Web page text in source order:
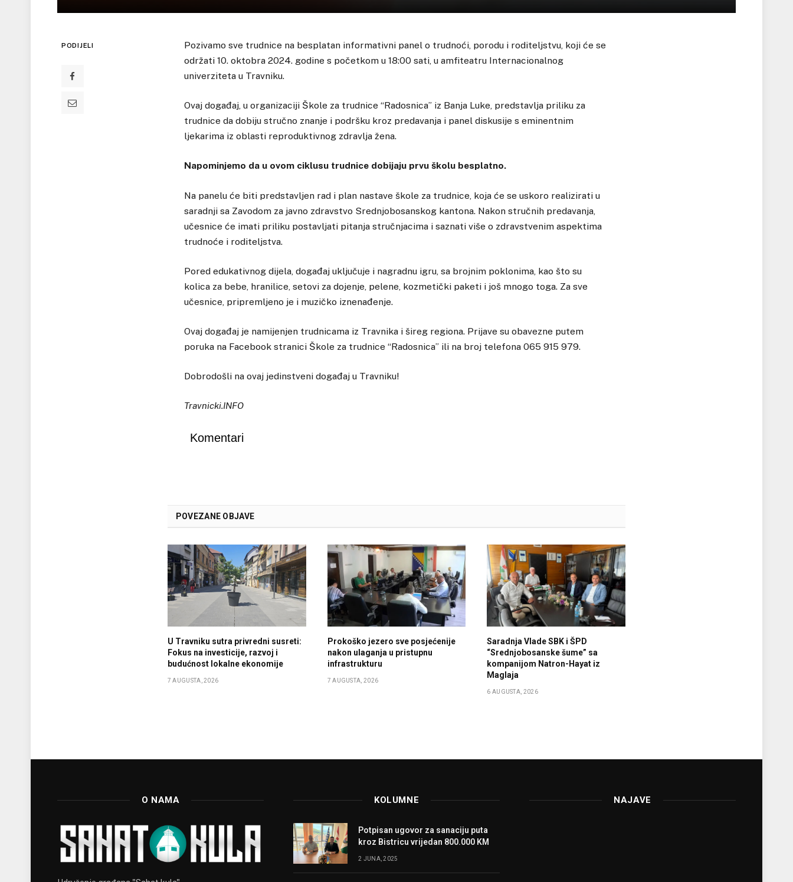
PODIJELI
Pozivamo sve trudnice na besplatan informativni panel o trudnoći, porodu i roditeljstvu, koji će se
održati 10. oktobra 2024. godine s početkom u 18:00 sati, u amfiteatru Internacionalnog
univerziteta u Travniku.
Ovaj događaj, u organizaciji Škole za trudnice “Radosnica” iz Banja Luke, predstavlja priliku za
trudnice da dobiju stručno znanje i podršku kroz predavanja i panel diskusije s eminentnim
ljekarima iz oblasti reproduktivnog zdravlja žena.
Napominjemo da u ovom ciklusu trudnice dobijaju prvu školu besplatno.
Na panelu će biti predstavljen rad i plan nastave škole za trudnice, koja će se uskoro realizirati u
saradnji sa Zavodom za javno zdravstvo Srednjobosanskog kantona. Nakon stručnih predavanja,
učesnice će imati priliku postavljati pitanja stručnjacima i saznati više o zdravstvenim aspektima
trudnoće i roditeljstva.
Pored edukativnog dijela, događaj uključuje i nagradnu igru, sa brojnim poklonima, kao što su
kolica za bebe, hranilice, setovi za dojenje, pelene, kozmetički paketi i još mnogo toga. Za sve
učesnice, pripremljeno je i muzičko iznenađenje.
Ovaj događaj je namijenjen trudnicama iz Travnika i šireg regiona. Prijave su obavezne putem
poruka na Facebook stranici Škole za trudnice “Radosnica” ili na broj telefona 065 915 979.
Dobrodošli na ovaj jedinstveni događaj u Travniku!
Travnicki.INFO
Komentari
POVEZANE OBJAVE
U Travniku sutra privredni susreti:
Fokus na investicije, razvoj i
budućnost lokalne ekonomije
7 AUGUSTA, 2026
Prokoško jezero sve posjećenije
nakon ulaganja u pristupnu
infrastrukturu
7 AUGUSTA, 2026
Saradnja Vlade SBK i ŠPD
“Srednjobosanske šume” sa
kompanijom Natron-Hayat iz
Maglaja
6 AUGUSTA, 2026
O NAMA KOLUMNE
Potpisan ugovor za sanaciju puta
kroz Bistricu vrijedan 800.000 KM
2 JUNA, 2025
NAJAVE